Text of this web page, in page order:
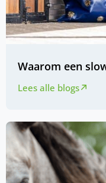
Waarom een
Lees alle blogs